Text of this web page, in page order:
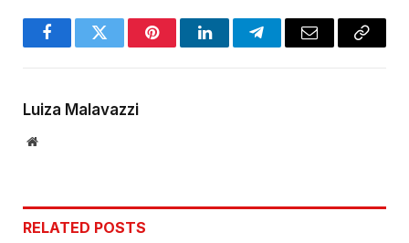
FacebookTwitter PinterestLinkedInTelegramEmail
Copy
Luiza Malavazzi
Website
RELATED POSTS